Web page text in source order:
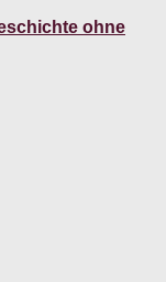
ohne